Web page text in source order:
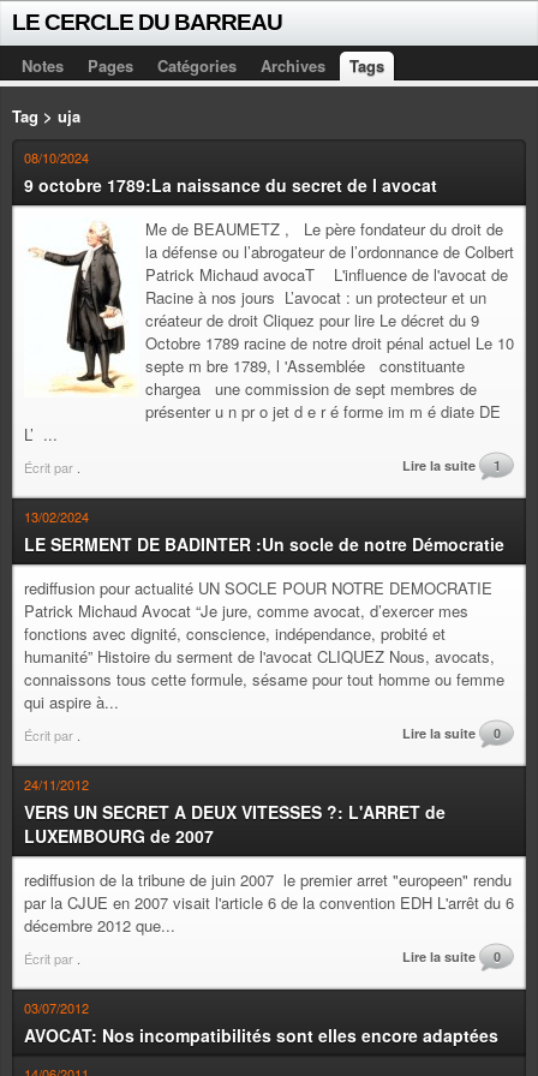
LE CERCLE DU BARREAU
Notes Pages Catégories Archives Tags
Tag > uja
08/10/2024
9 octobre 1789:La naissance du secret de l avocat
Me de BEAUMETZ , Le père fondateur du droit de
la défense ou l’abrogateur de l’ordonnance de Colbert
Patrick Michaud avocaT L'influence de l'avocat de
Racine à nos jours L’avocat : un protecteur et un
créateur de droit Cliquez pour lire Le décret du 9
Octobre 1789 racine de notre droit pénal actuel Le 10
septe m bre 1789, l 'Assemblée constituante
chargea une commission de sept membres de
présenter u n pr o jet d e r é forme im m é diate DE
L’ ...
Écrit par Lire la suite 1
13/02/2024
LE SERMENT DE BADINTER :Un socle de notre Démocratie
rediffusion pour actualité UN SOCLE POUR NOTRE DEMOCRATIE
Patrick Michaud Avocat “Je jure, comme avocat, d’exercer mes
fonctions avec dignité, conscience, indépendance, probité et
humanité” Histoire du serment de l'avocat CLIQUEZ Nous, avocats,
connaissons tous cette formule, sésame pour tout homme ou femme
qui aspire à...
Écrit par Lire la suite 0
24/11/2012
VERS UN SECRET A DEUX VITESSES ?: L'ARRET de
LUXEMBOURG de 2007
rediffusion de la tribune de juin 2007 le premier arret "europeen" rendu
par la CJUE en 2007 visait l'article 6 de la convention EDH L'arrêt du 6
décembre 2012 que...
Écrit par Lire la suite 0
03/07/2012
AVOCAT: Nos incompatibilités sont elles encore adaptées